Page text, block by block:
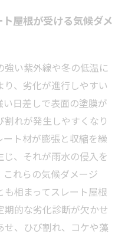
橋市でスレート屋根
根修理業者ランキン
全ガイド：船橋市の
屋根が受ける気候ダメ
い紫外線や冬の低温に
、劣化が進行しやすい
日差しで表面の塗膜が
れが発生しやすくなり
ト材が膨張と収縮を繰
、それが雨水の侵入を
れらの気候ダメージ
相まってスレート屋根
的な劣化診断が欠かせ
せ、ひび割れ、コケや藻